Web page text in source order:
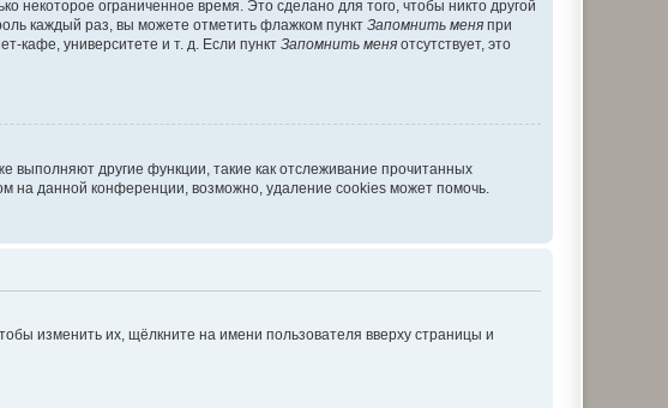
некоторое ограниченное время. Это сделано для того, чтобы никто другой
каждый раз, вы можете отметить флажком пункт Запомнить меня при
кафе, университете и т. д. Если пункт Запомнить меня отсутствует, это
выполняют другие функции, такие как отслеживание прочитанных
на данной конференции, возможно, удаление cookies может помочь.
изменить их, щёлкните на имени пользователя вверху страницы и